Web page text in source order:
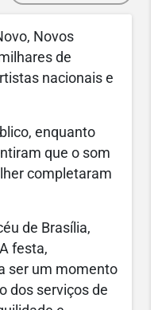
Novos
de
nacionais e
enquanto
que o som
completaram
de Brasília,
festa,
ser um momento
dos serviços de